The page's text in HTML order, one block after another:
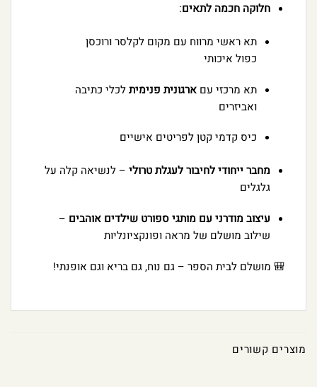
חלוקה חכמה לתאים:
תא ראשי מרווח עם מקום לקלסר ורוכסן
כפול איכותי
תא מרכזי עםארגונית פנימיתלכלי כתיבה
ואביזרים
כיס קדמי קטן לפריטים אישיים
מחבר ייחודי לחיבור לעגלת טרולי– לנשיאה קלה על
גלגלים
עיצוב מודרני עם מותגי ספורט שילדים אוהבים –
שילוב מושלם של מראה ופונקציונליות
🎒 מושלם לבית הספר – גם נוח, גם בריא וגם אופנתי!
מוצרים קשורים